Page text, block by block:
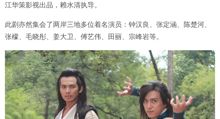
江华策影视出品，赖水清执导。
此剧亦然集会了两岸三地多位着名演员：钟汉良、张定涵、陈楚河、
张檬、毛晓彤、姜大卫、傅艺伟、田丽、宗峰岩等。